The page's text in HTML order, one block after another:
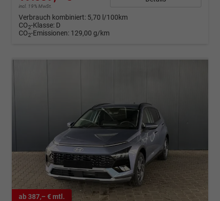
incl. 19% MwSt.
Verbrauch kombiniert: 5,70 l/100km
CO2-Klasse: D
CO2-Emissionen: 129,00 g/km
ab 387,– € mtl.